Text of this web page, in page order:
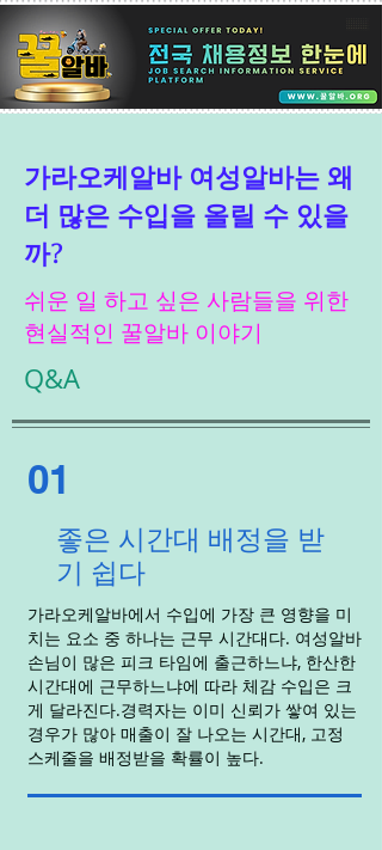
가라오케알바 여성알바는 왜
더 많은 수입을 올릴 수 있을
까?
쉬운 일 하고 싶은 사람들을 위한
현실적인 꿀알바 이야기
Q&A
01
좋은 시간대 배정을 받
기 쉽다
가라오케알바에서 수입에 가장 큰 영향을 미
치는 요소 중 하나는 근무 시간대다. 여성알바
손님이 많은 피크 타임에 출근하느냐, 한산한
시간대에 근무하느냐에 따라 체감 수입은 크
게 달라진다.경력자는 이미 신뢰가 쌓여 있는
경우가 많아 매출이 잘 나오는 시간대, 고정
스케줄을 배정받을 확률이 높다.